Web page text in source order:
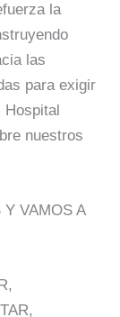
la
las
para exigir
Hospital
nuestros
Y VAMOS A